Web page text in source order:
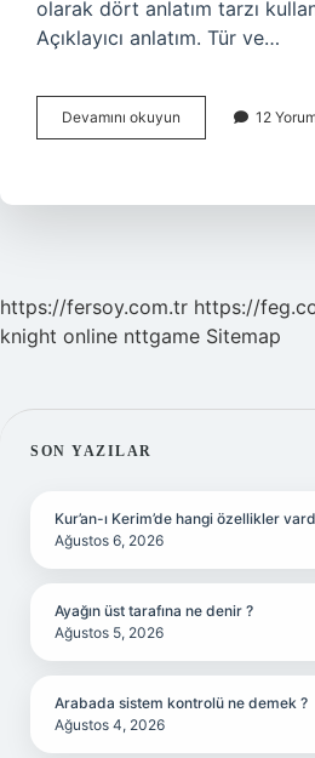
olarak dört anlatım tarzı
Açıklayıcı anlatım. Tür ve…
Devamını okuyun
Biçimi
12
https://fersoy.com.tr https://
knight online nttgame Sitemap
SIDEBAR
SON YAZILAR
Kur’an-ı Kerim’de hangi özellikler
Ağustos 6, 2026
Ayağın üst tarafına ne denir ?
Ağustos 5, 2026
Arabada sistem kontrolü ne demek ?
Ağustos 4, 2026